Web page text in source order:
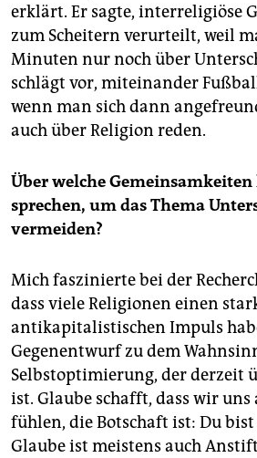
erklärt. Er sagte, interreligiöse
zum Scheitern verurteilt, weil
Minuten nur noch über
schlägt vor, miteinander
wenn man sich dann
auch über Religion reden.
Über welche
sprechen, um das Thema
vermeiden?
Mich faszinierte bei der
dass viele Religionen einen
antikapitalistischen Impuls
Gegenentwurf zu dem
Selbstoptimierung, der derzeit
ist. Glaube schafft, dass wir
fühlen, die Botschaft ist: Du
Glaube ist meistens auch